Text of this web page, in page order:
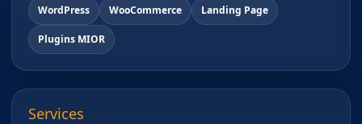
WordPress WooCommerce Landing Page
Plugins MIOR
Services